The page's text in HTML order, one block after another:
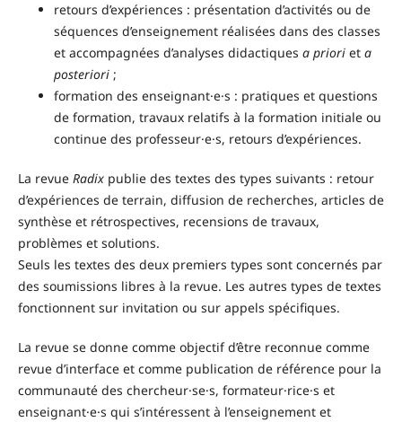
retours d’expériences : présentation d’activités ou de
séquences d’enseignement réalisées dans des classes
et accompagnées d’analyses didactiques a prioriet a
posteriori;
formation des enseignant·e·s : pratiques et questions
de formation, travaux relatifs à la formation initiale ou
continue des professeur·e·s, retours d’expériences.
La revue Radixpublie des textes des types suivants : retour
d’expériences de terrain, diffusion de recherches, articles de
synthèse et rétrospectives, recensions de travaux,
problèmes et solutions.
Seuls les textes des deux premiers types sont concernés par
des soumissions libres à la revue. Les autres types de textes
fonctionnent sur invitation ou sur appels spécifiques.
La revue se donne comme objectif d’être reconnue comme
revue d’interface et comme publication de référence pour la
communauté des chercheur·se·s, formateur·rice·s et
enseignant·e·s qui s’intéressent à l’enseignement et